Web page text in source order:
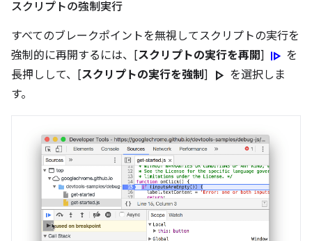
スクリプトの強制実行
すべてのブレークポイントを無視してスクリプトの実行を
強制的に再開するには、[スクリプトの実行を再開] resume を
長押しして、[スクリプトの実行を強制] play_arrow を選択しま
す。